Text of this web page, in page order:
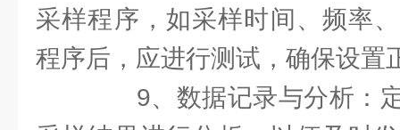
采样程序，如采样时间、频率
程序后，应进行测试，确保设置
9、数据记录与分析：定